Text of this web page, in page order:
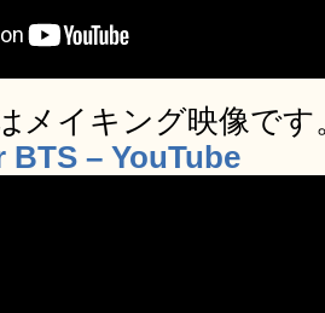
メイキング映像です
BTS – YouTube